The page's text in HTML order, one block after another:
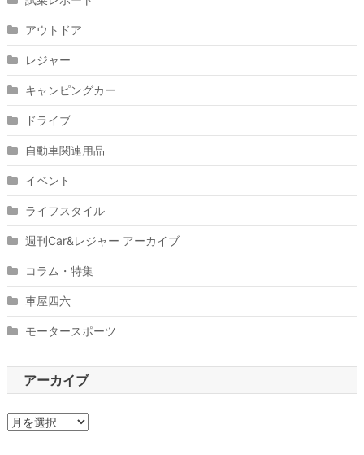
アウトドア
レジャー
キャンピングカー
ドライブ
自動車関連用品
イベント
ライフスタイル
週刊Car&レジャー アーカイブ
コラム・特集
車屋四六
モータースポーツ
アーカイブ
ア